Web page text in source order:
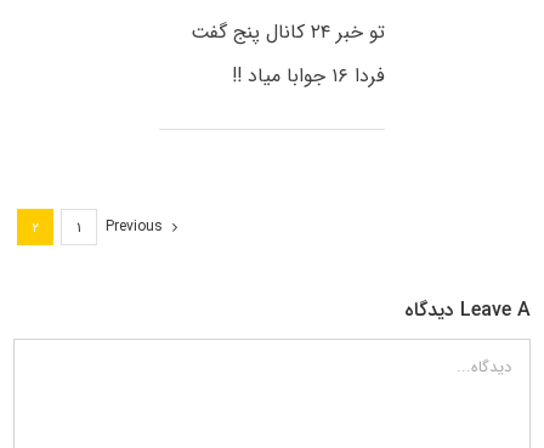
تو خبر ۲۴ کانال پنج گفت
فردا ۱۶ جوابا میاد !!
Previous ۱ ۲
Leave A دیدگاه
دیدگاه